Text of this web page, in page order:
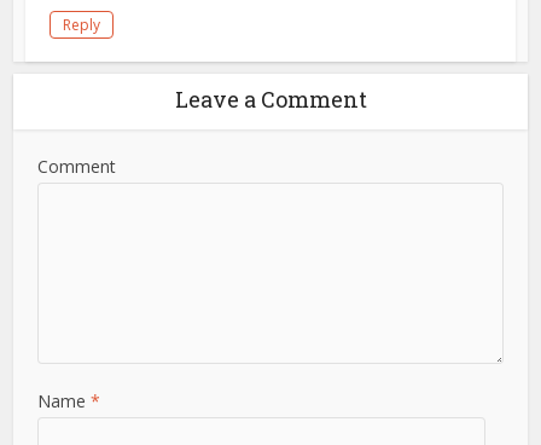
Reply
Leave a Comment
Comment
Name *